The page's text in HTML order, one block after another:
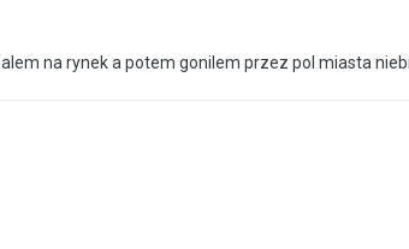
na rynek a potem gonilem przez pol miasta